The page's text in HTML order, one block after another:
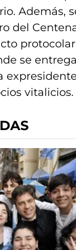
Además,
del
se
vitalicios.